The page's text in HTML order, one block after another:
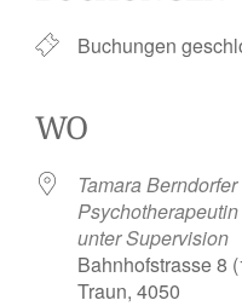
Buchungen
WO
Tamara Berndorfer
unter Supervision
Bahnhofstrasse 8
Traun, 4050